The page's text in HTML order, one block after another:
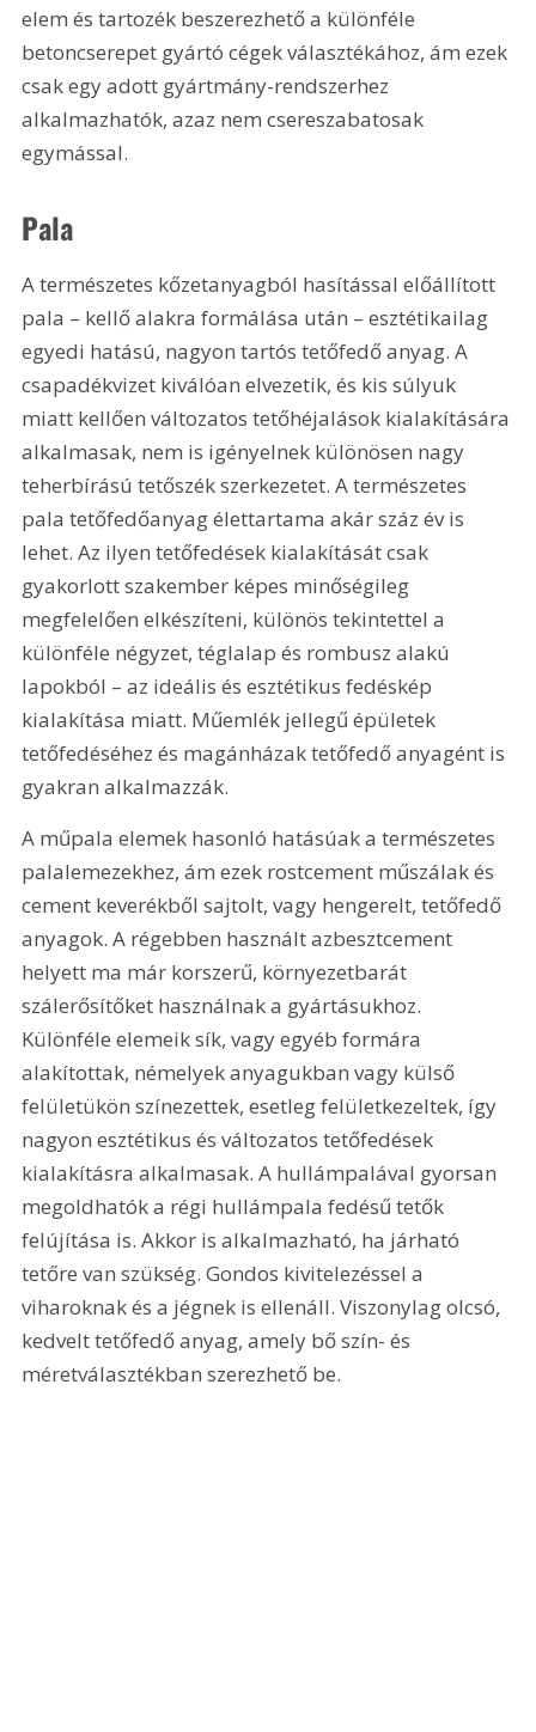
elem és tartozék beszerezhető a különféle
betoncserepet gyártó cégek választékához, ám ezek
csak egy adott gyártmány-rendszerhez
alkalmazhatók, azaz nem csereszabatosak
egymással.
Pala
A természetes kőzetanyagból hasítással előállított
pala – kellő alakra formálása után – esztétikailag
egyedi hatású, nagyon tartós tetőfedő anyag. A
csapadékvizet kiválóan elvezetik, és kis súlyuk
miatt kellően változatos tetőhéjalások kialakítására
alkalmasak, nem is igényelnek különösen nagy
teherbírású tetőszék szerkezetet. A természetes
pala tetőfedőanyag élettartama akár száz év is
lehet. Az ilyen tetőfedések kialakítását csak
gyakorlott szakember képes minőségileg
megfelelően elkészíteni, különös tekintettel a
különféle négyzet, téglalap és rombusz alakú
lapokból – az ideális és esztétikus fedéskép
kialakítása miatt. Műemlék jellegű épületek
tetőfedéséhez és magánházak tetőfedő anyagént is
gyakran alkalmazzák.
A műpala elemek hasonló hatásúak a természetes
palalemezekhez, ám ezek rostcement műszálak és
cement keverékből sajtolt, vagy hengerelt, tetőfedő
anyagok. A régebben használt azbesztcement
helyett ma már korszerű, környezetbarát
szálerősítőket használnak a gyártásukhoz.
Különféle elemeik sík, vagy egyéb formára
alakítottak, némelyek anyagukban vagy külső
felületükön színezettek, esetleg felületkezeltek, így
nagyon esztétikus és változatos tetőfedések
kialakításra alkalmasak. A hullámpalával gyorsan
megoldhatók a régi hullámpala fedésű tetők
felújítása is. Akkor is alkalmazható, ha járható
tetőre van szükség. Gondos kivitelezéssel a
viharoknak és a jégnek is ellenáll. Viszonylag olcsó,
kedvelt tetőfedő anyag, amely bő szín- és
méretválasztékban szerezhető be.